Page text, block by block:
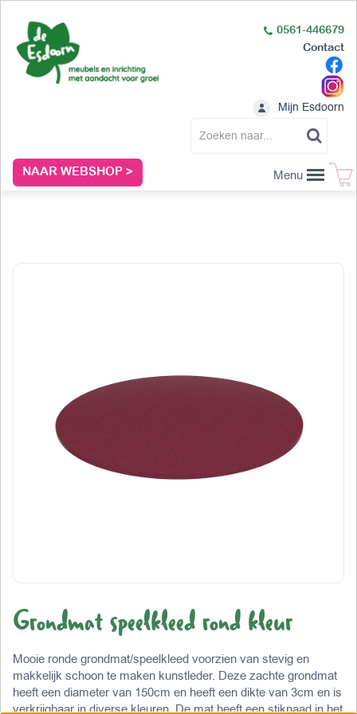
NAAR WEBSHOP >
0561-446679
Contact
Mijn Esdoorn
Menu
Grondmat speelkleed rond kleur
Mooie ronde grondmat/speelkleed voorzien van stevig en
makkelijk schoon te maken kunstleder. Deze zachte grondmat
heeft een diameter van 150cm en heeft een dikte van 3cm en is
verkrijgbaar in diverse kleuren. De mat heeft een stiknaad in het